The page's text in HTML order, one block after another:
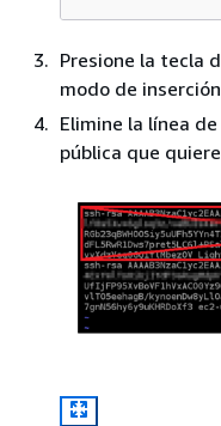
Presione la tecla
modo de
Elimine la línea
pública que